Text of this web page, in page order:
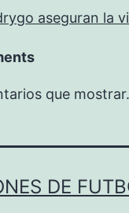
aseguran la
que mostrar.
DE